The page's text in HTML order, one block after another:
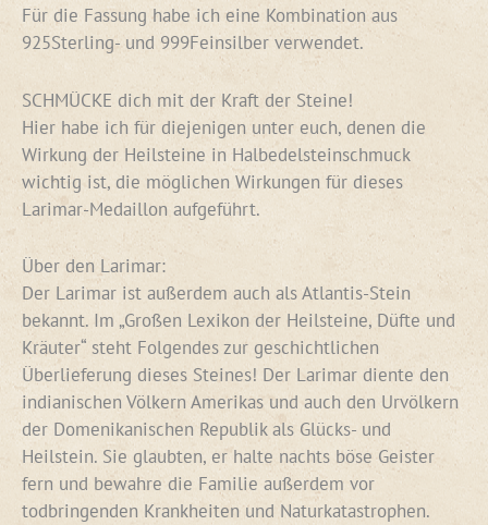
Für die Fassung habe ich eine Kombination aus
925Sterling- und 999Feinsilber verwendet.
SCHMÜCKE dich mit der Kraft der Steine!
Hier habe ich für diejenigen unter euch, denen die
Wirkung der Heilsteine in Halbedelsteinschmuck
wichtig ist, die möglichen Wirkungen für dieses
Larimar-Medaillon aufgeführt.
Über den Larimar:
Der Larimar ist außerdem auch als Atlantis-Stein
bekannt. Im „Großen Lexikon der Heilsteine, Düfte und
Kräuter“ steht Folgendes zur geschichtlichen
Überlieferung dieses Steines! Der Larimar diente den
indianischen Völkern Amerikas und auch den Urvölkern
der Domenikanischen Republik als Glücks- und
Heilstein. Sie glaubten, er halte nachts böse Geister
fern und bewahre die Familie außerdem vor
todbringenden Krankheiten und Naturkatastrophen.